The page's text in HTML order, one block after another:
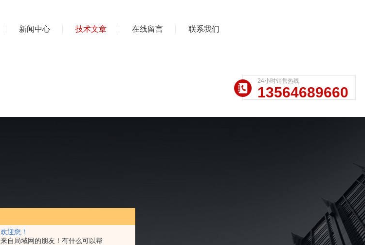
欢迎您！
来自局域网的朋友！有什么可以帮
新闻中心 技术文章 在线留言 联系我们
24小时销售热线
13564689660